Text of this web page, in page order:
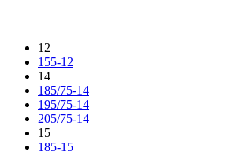
12
155-12
14
185/75-14
195/75-14
205/75-14
15
185-15